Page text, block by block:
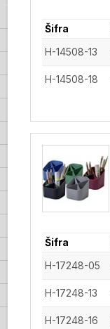
Šifra
H-14508-13
H-14508-18
Šifra
H-17248-05
H-17248-13
H-17248-16